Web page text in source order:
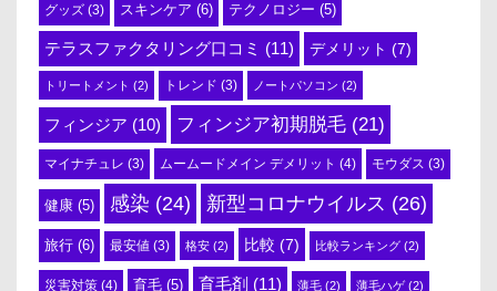
グッズ (3) スキンケア (6) テクノロジー (5)
テラスファクタリング口コミ (11) デメリット (7)
トリートメント (2) トレンド (3) ノートパソコン (2)
フィンジア (10) フィンジア初期脱毛 (21)
マイナチュレ (3) ムームードメイン デメリット (4) モウダス (3)
健康 (5) 感染 (24) 新型コロナウイルス (26)
旅行 (6) 最安値 (3) 格安 (2) 比較 (7) 比較ランキング (2)
災害対策 (4) 育毛 (5) 育毛剤 (11) 薄毛 (2) 薄毛ハゲ(2)